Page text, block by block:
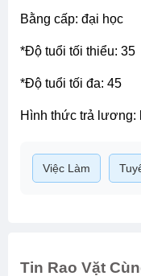
thưởng tháng 13
phát triển rõ ràng
thời gian làm việc:
thứ hai sáng thứ bảy
giờ hành chính: